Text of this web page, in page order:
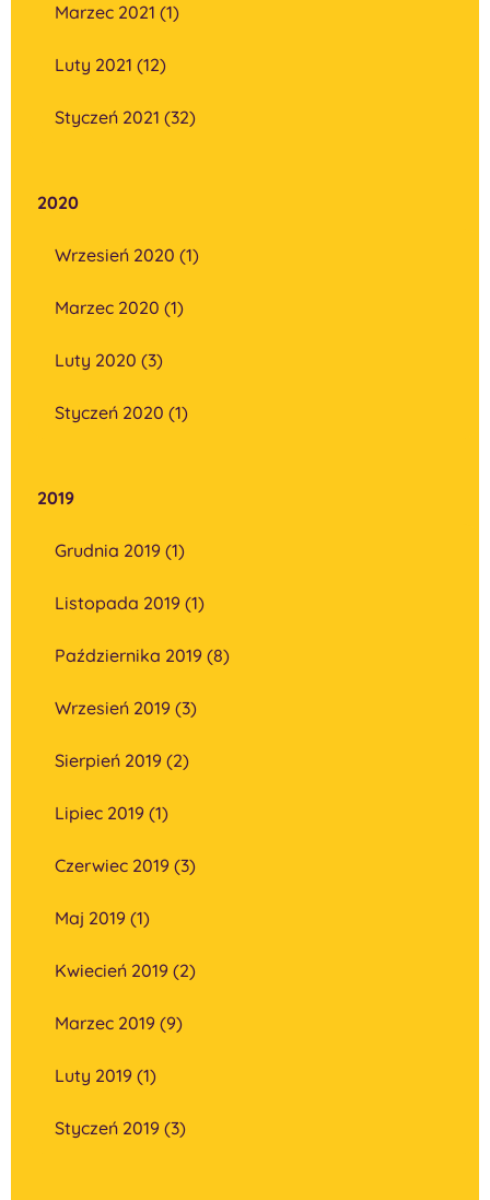
Marzec 2021 (1)
Luty 2021 (12)
Styczeń 2021 (32)
2020
Wrzesień 2020 (1)
Marzec 2020 (1)
Luty 2020 (3)
Styczeń 2020 (1)
2019
Grudnia 2019 (1)
Listopada 2019 (1)
Października 2019 (8)
Wrzesień 2019 (3)
Sierpień 2019 (2)
Lipiec 2019 (1)
Czerwiec 2019 (3)
Maj 2019 (1)
Kwiecień 2019 (2)
Marzec 2019 (9)
Luty 2019 (1)
Styczeń 2019 (3)